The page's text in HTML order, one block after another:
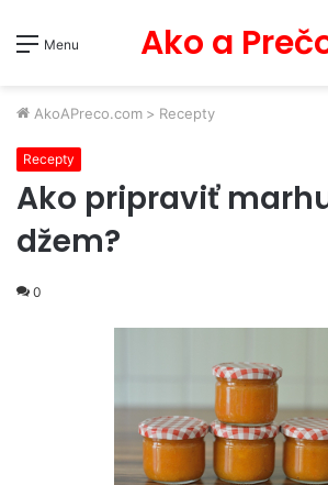
Menu Ako a
AkoAPreco.com > Recepty
Recepty
Ako pripraviť
džem?
0